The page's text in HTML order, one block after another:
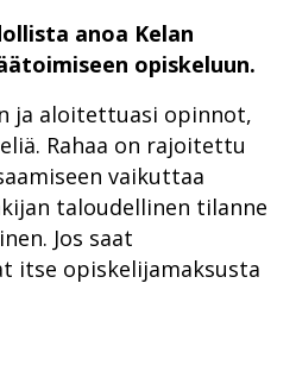
anoa Kelan
opiskeluun.
ja aloitettuasi opinnot,
Rahaa on rajoitettu
vaikuttaa
taloudellinen tilanne
Jos saat
itse opiskelijamaksusta